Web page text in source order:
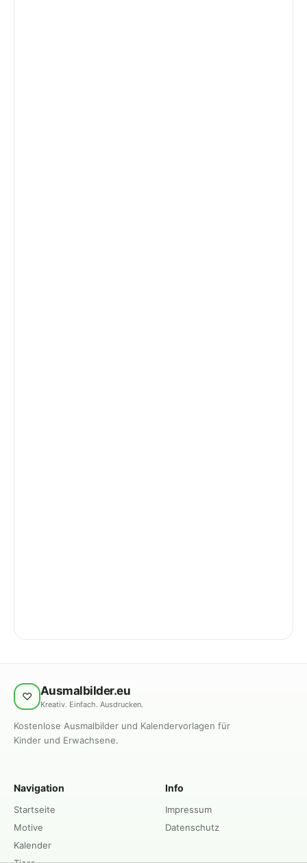
♡ Ausmalbilder.eu
Kreativ. Einfach. Ausdrucken.
Kostenlose Ausmalbilder und Kalendervorlagen für
Kinder und Erwachsene.
Navigation
Startseite
Motive
Kalender
Info
Impressum
Datenschutz